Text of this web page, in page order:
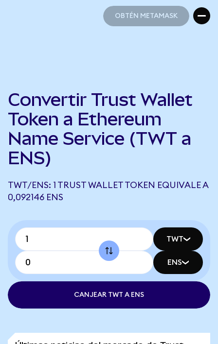
OBTÉN METAMASK
Convertir Trust Wallet
Token a Ethereum
Name Service (TWT a
ENS)
TWT/ENS: 1 TRUST WALLET TOKEN EQUIVALE A
0,092146 ENS
TWT
ENS
CANJEAR TWT A ENS